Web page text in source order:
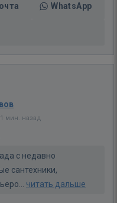
WhatsApp
мин. назад
с недавно
сантехники,
читать дальше